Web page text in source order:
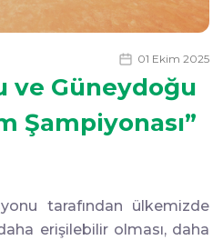
01 Ekim 2025
ve Güneydoğu
Şampiyonası”
tarafından ülkemizde
erişilebilir olması, daha